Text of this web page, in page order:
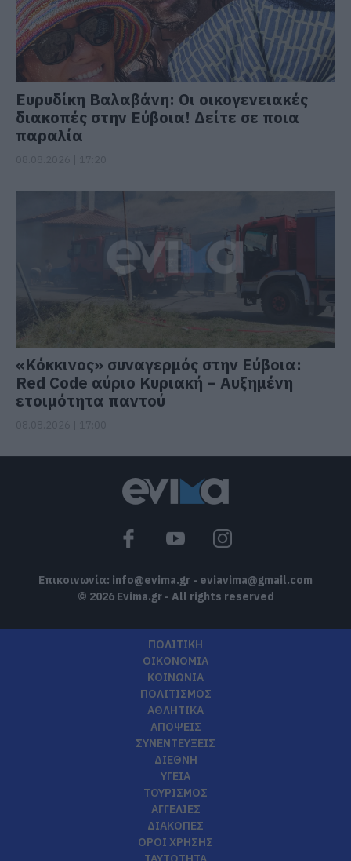
Ευρυδίκη Βαλαβάνη: Οι οικογενειακές
διακοπές στην Εύβοια! Δείτε σε ποια
παραλία
«Κόκκινος» συναγερμός στην Εύβοια:
Red Code αύριο Κυριακή – Αυξημένη
ετοιμότητα παντού
Επικοινωνία: info@evima.gr - eviavima@gmail.com
© 2026 Evima.gr - All rights reserved
ΠΟΛΙΤΙΚΗ
ΟΙΚΟΝΟΜΙΑ
ΚΟΙΝΩΝΙΑ
ΠΟΛΙΤΙΣΜΟΣ
ΑΘΛΗΤΙΚΑ
ΑΠΟΨΕΙΣ
ΣΥΝΕΝΤΕΥΞΕΙΣ
ΔΙΕΘΝΗ
ΥΓΕΙΑ
ΤΟΥΡΙΣΜΟΣ
ΑΓΓΕΛΙΕΣ
ΔΙΑΚΟΠΕΣ
ΟΡΟΙ ΧΡΗΣΗΣ